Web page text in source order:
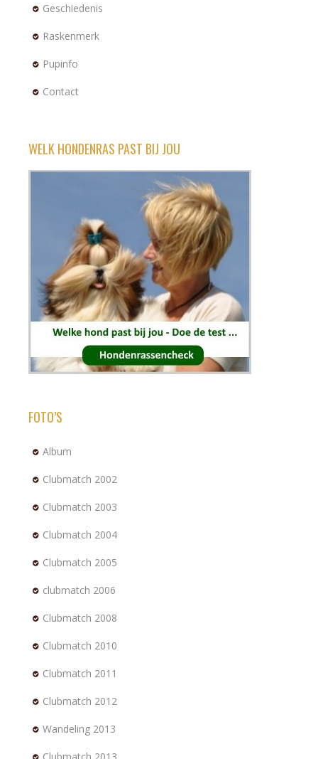
Geschiedenis
Raskenmerk
Pupinfo
Contact
WELK HONDENRAS PAST BIJ JOU
FOTO’S
Album
Clubmatch 2002
Clubmatch 2003
Clubmatch 2004
Clubmatch 2005
clubmatch 2006
Clubmatch 2008
Clubmatch 2010
Clubmatch 2011
Clubmatch 2012
Wandeling 2013
Clubmatch 2013